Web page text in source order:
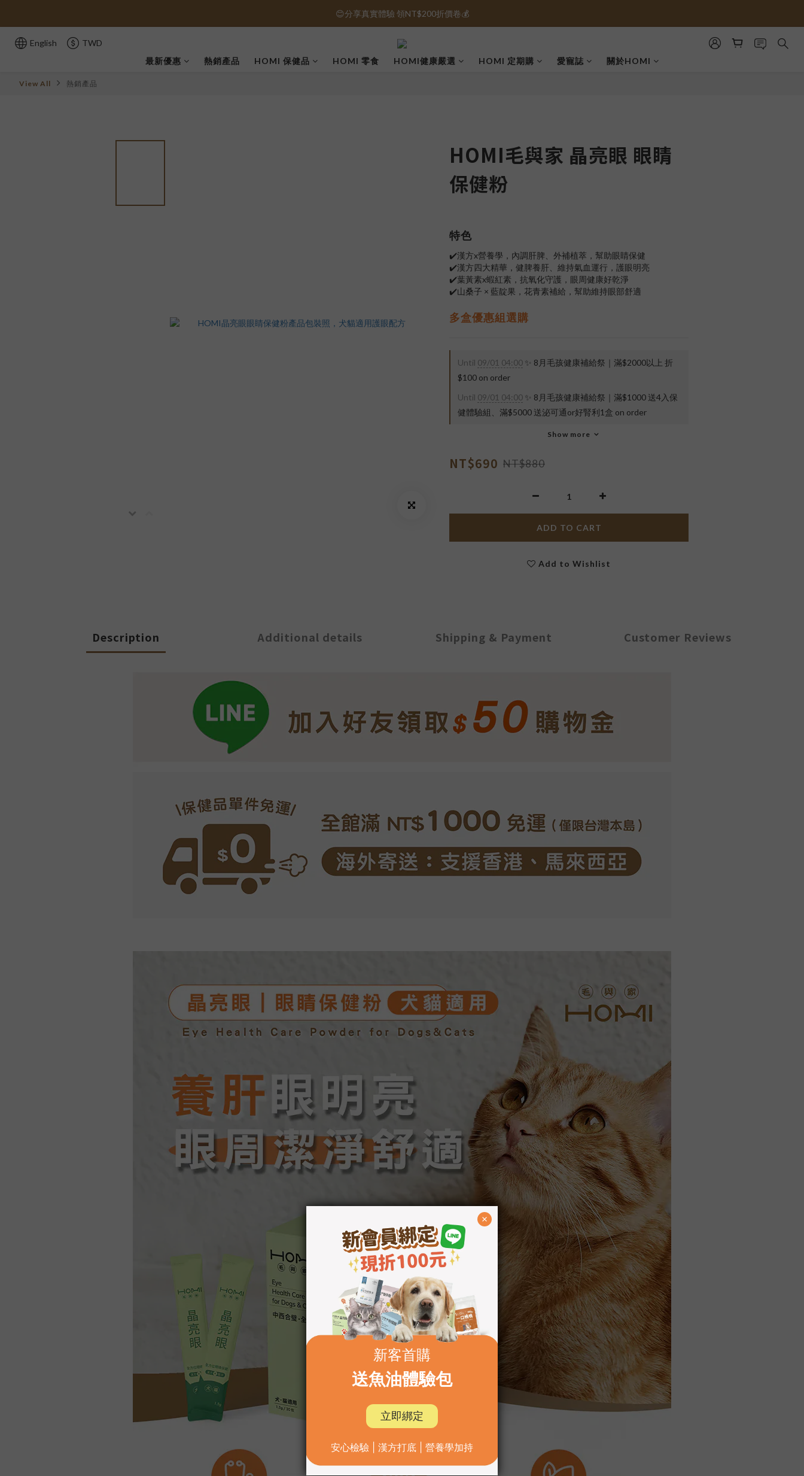
保健品免運｜全館滿1000元免運 🚚
😊分享真實體驗 領NT$200折價卷💰
保健品免運｜全館滿1000元免運 🚚
English
TWD
最新優惠
熱銷產品 HOMI 保健品 HOMI 零食 HOMI健康嚴選 HOMI 定期購 愛寵誌 關於HOMI
View All 熱銷產品
HOMI毛與家 晶亮眼 眼睛
保健粉
特色
✔️漢方x營養學，內調肝脾、外補植萃，幫助眼睛保健
✔️漢方四大精華，健脾養肝、維持氣血運行，護眼明亮
✔️葉黃素x蝦紅素，抗氧化守護，眼周健康好乾淨
✔️山桑子 × 藍靛果，花青素補給，幫助維持眼部舒適
多盒優惠組選購
Until 09/01 04:00 ✨ 8月毛孩健康補給祭｜滿$2000以上 折
$100 on order
Until 09/01 04:00 ✨ 8月毛孩健康補給祭｜滿$1000 送4入保
健體驗組、滿$5000 送泌可通or好腎利1盒 on order
Show more
NT$690 NT$880
ADD TO CART
Add to Wishlist
Description Additional details Shipping & Payment Customer Reviews